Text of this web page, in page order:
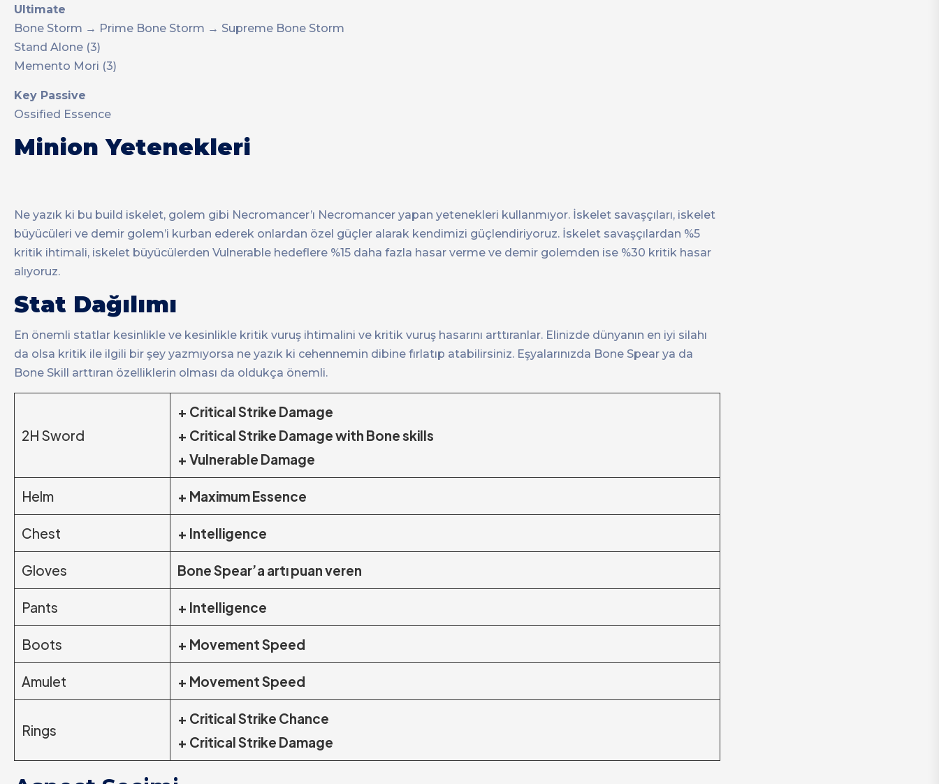
Ultimate
Bone Storm → Prime Bone Storm → Supreme Bone Storm
Stand Alone (3)
Memento Mori (3)
Key Passive
Ossified Essence
Minion Yetenekleri
Ne yazık ki bu build iskelet, golem gibi Necromancer’ı Necromancer yapan yetenekleri kullanmıyor. İskelet savaşçıları, iskelet
büyücüleri ve demir golem’i kurban ederek onlardan özel güçler alarak kendimizi güçlendiriyoruz. İskelet savaşçılardan %5
kritik ihtimali, iskelet büyücülerden Vulnerable hedeflere %15 daha fazla hasar verme ve demir golemden ise %30 kritik hasar
alıyoruz.
Stat Dağılımı
En önemli statlar kesinlikle ve kesinlikle kritik vuruş ihtimalini ve kritik vuruş hasarını arttıranlar. Elinizde dünyanın en iyi silahı
da olsa kritik ile ilgili bir şey yazmıyorsa ne yazık ki cehennemin dibine fırlatıp atabilirsiniz. Eşyalarınızda Bone Spear ya da
Bone Skill arttıran özelliklerin olması da oldukça önemli.
2H Sword
+ Critical Strike Damage
+ Critical Strike Damage with Bone skills
+ Vulnerable Damage
Helm + Maximum Essence
Chest + Intelligence
Gloves Bone Spear’a artı puan veren
Pants + Intelligence
Boots + Movement Speed
Amulet + Movement Speed
Rings
+ Critical Strike Chance
+ Critical Strike Damage